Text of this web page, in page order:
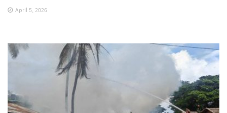
April 5, 2026